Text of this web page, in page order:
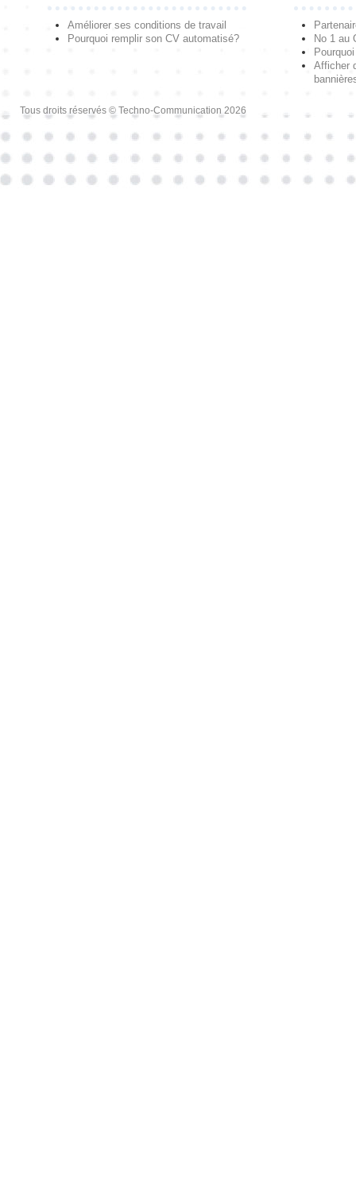
Améliorer ses conditions de travail
Pourquoi remplir son CV automatisé?
No 1 au
Afficher
Tous droits réservés © Techno-Communication 2026